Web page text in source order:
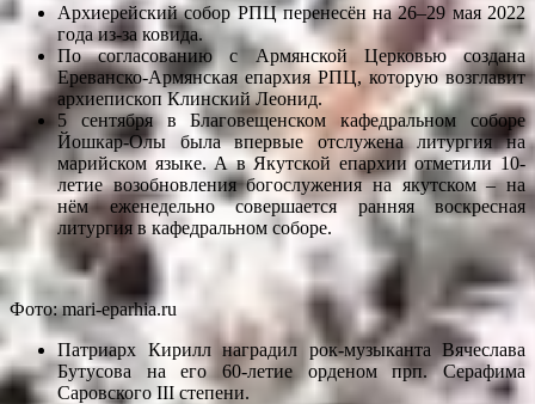
Архиерейский собор РПЦ перенесён на 26–29 мая 2022
года из-за ковида.
По согласованию с Армянской Церковью создана
Ереванско-Армянская епархия РПЦ, которую возглавит
архиепископ Клинский Леонид.
5 сентября в Благовещенском кафедральном соборе
Йошкар-Олы была впервые отслужена литургия на
марийском языке. А в Якутской епархии отметили 10-
летие возобновления богослужения на якутском – на
нём еженедельно совершается ранняя воскресная
литургия в кафедральном соборе.
Фото: mari-eparhia.ru
Патриарх Кирилл наградил рок-музыканта Вячеслава
Бутусова на его 60-летие орденом прп. Серафима
Саровского III степени.